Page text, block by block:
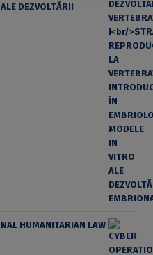
DEZVOLTĂRII
HUMANITARIAN LAW